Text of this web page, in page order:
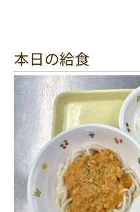
本日の給食